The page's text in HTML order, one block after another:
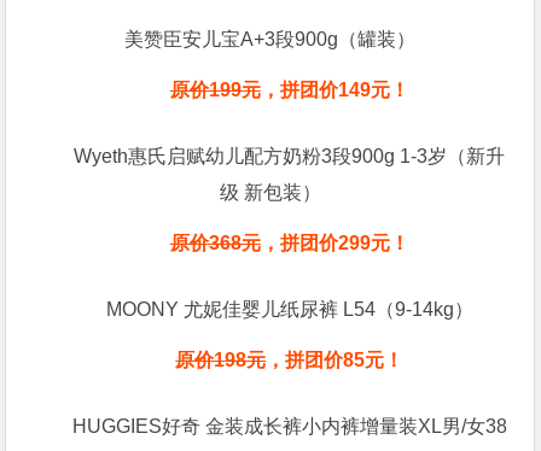
美赞臣安儿宝A+3段900g（罐装）
原价199元，拼团价149元！
Wyeth惠氏启赋幼儿配方奶粉3段900g 1-3岁（新升
级 新包装）
原价368元，拼团价299元！
MOONY 尤妮佳婴儿纸尿裤 L54（9-14kg）
原价198元，拼团价85元！
HUGGIES好奇 金装成长裤小内裤增量装XL男/女38